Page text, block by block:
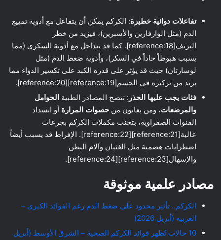
تفاعلات دوائية خطيرة: الكركم يمكن أن يتفاعل مع أدوية تمييع
الدم (مثل الوارفارين والأسبرين)، فيزيد من خطر
النزيف[reference:18]. كما قد يتداخل مع أدوية السكري (مما
يسبب هبوطاً حاداً في السكر)، وأدوية ضغط الدم (مثل
لوسارتان) حيث قد يؤثر على قدرة الكبد على تكسير الدواء مما
يزيد من تركيزه في الجسم[reference:19][reference:20].
فئات يجب عليها الحذر : تنصح المصادر الطبية الحوامل
والمرضعات، ومن يعانون من حصوات المرارة أو انسداد
القنوات الصفراوية، بتجنب مكملات الكركم بجرعات
عالية[reference:21][reference:22]. الإفراط قد يسبب أيضاً
اضطرابات هضمية مثل الغثيان وآلام البطن
والإسهال[reference:23][reference:24].
مصادر علمية موثوقة
الكركم.. تأثير محدود على ضغط الدم رغم الفوائد الكبرى –
العربية (أبريل 2026)
10 حالات تُظهر فوائد الكركم الصحية – الشرق الأوسط (أبريل